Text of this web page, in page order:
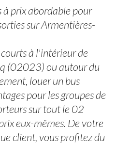
prix abordable pour
sur Armentières-
à l'intérieur de
(02023) ou autour du
louer un bus
pour les groupes de
sur tout le 02
eux-mêmes. De votre
client, vous profitez du